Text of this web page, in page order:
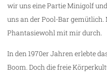
wir uns eine Partie Minigolf
uns an der Pool-Bar gemütlich.
Phantasiewohl mit mir durch.
In den 1970er Jahren erlebte
Boom. Doch die freie